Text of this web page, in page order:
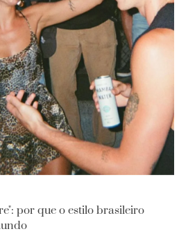
por que o estilo brasileiro